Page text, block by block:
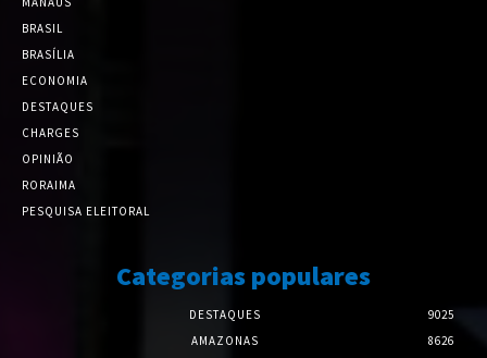
BRASIL
BRASÍLIA
ECONOMIA
DESTAQUES
CHARGES
OPINIÃO
RORAIMA
PESQUISA ELEITORAL
Categorias populares
DESTAQUES
9025
AMAZONAS
8626